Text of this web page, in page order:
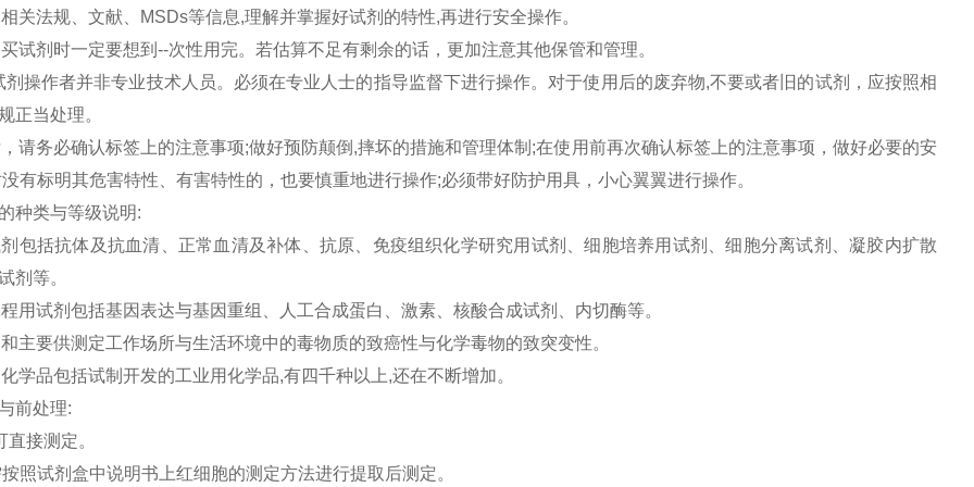
关法规、文献、 MSDs等信息,理解并掌握好试剂的特性,再进行安全操作。
试剂时一定要想到 --次性用完。若估算不足有剩余的话，更加注意其他保管和管理。
剂操作者并非专业技术人员。必须在专业人士的指导监督下进行操作。对于使用后的废弃物,不要或者旧的试剂，应按照相
正当处理。
请务必确认标签上的注意事项;做好预防颠倒 ,摔坏的措施和管理体制 ;在使用前再次确认标签上的注意事项，做好必要的安
有标明其危害特性、有害特性的，也要慎重地进行操作;必须带好防护用具，小心翼翼进行操作。
种类与等级说明:
包括抗体及抗血清、正常血清及补体、抗原、免疫组织化学研究用试剂、细胞培养用试剂、细胞分离试剂、凝胶内扩散
剂等。
用试剂包括基因表达与基因重组、人工合成蛋白、激素、核酸合成试剂、内切酶等。
主要供测定工作场所与生活环境中的毒物质的致癌性与化学毒物的致突变性。
学品包括试制开发的工业用化学品,有四千种以上,还在不断增加。
前处理:
直接测定。
照试剂盒中说明书上红细胞的测定方法进行提取后测定。